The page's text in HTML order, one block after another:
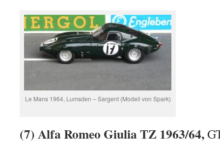
Le Mans 1964, Lumsden – Sargent (Modell von Spark)
(7) Alfa Romeo Giulia TZ 1963/64,